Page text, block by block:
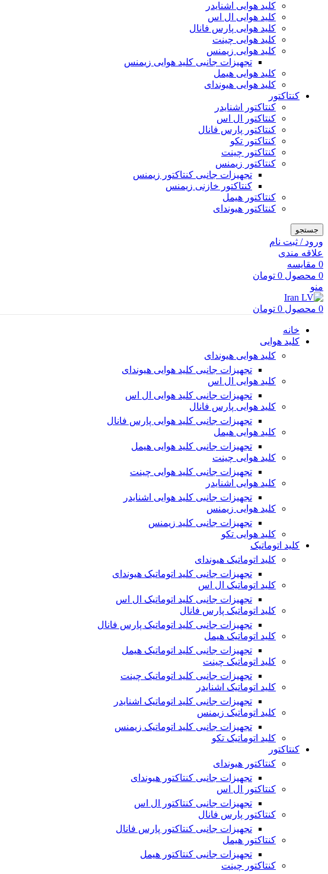
کلید هوایی اشنایدر
کلید هوایی ال اس
کلید هوایی پارس فانال
کلید هوایی چینت
کلید هوایی زیمنس
تجهیزات جانبی کلید هوایی زیمنس
کلید هوایی هیمل
کلید هوایی هیوندای
کنتاکتور
کنتاکتور اشنایدر
کنتاکتور ال اس
کنتاکتور پارس فانال
کنتاکتور تکو
کنتاکتور چینت
کنتاکتور زیمنس
تجهیزات جانبی کنتاکتور زیمنس
کنتاکتور خازنی زیمنس
کنتاکتور هیمل
کنتاکتور هیوندای
جستجو
ورود / ثبت نام
علاقه مندی
0 مقایسه
0 محصول 0 تومان
منو
0 محصول 0 تومان
خانه
کلید هوایی
کلید هوایی هیوندای
تجهیزات جانبی کلید هوایی هیوندای
کلید هوایی ال اس
تجهیزات جانبی کلید هوایی ال اس
کلید هوایی پارس فانال
تجهیزات جانبی کلید هوایی پارس فانال
کلید هوایی هیمل
تجهیزات جانبی کلید هوایی هیمل
کلید هوایی چینت
تجهیزات جانبی کلید هوایی چینت
کلید هوایی اشنایدر
تجهیزات جانبی کلید هوایی اشنایدر
کلید هوایی زیمنس
تجهیزات جانبی کلید زیمنس
کلید هوایی تکو
کلید اتوماتیک
کلید اتوماتیک هیوندای
تجهیزات جانبی کلید اتوماتیک هیوندای
کلید اتوماتیک ال اس
تجهیزات جانبی کلید اتوماتیک ال اس
کلید اتوماتیک پارس فانال
تجهیزات جانبی کلید اتوماتیک پارس فانال
کلید اتوماتیک هیمل
تجهیزات جانبی کلید اتوماتیک هیمل
کلید اتوماتیک چینت
تجهیزات جانبی کلید اتوماتیک چینت
کلید اتوماتیک اشنایدر
تجهیزات جانبی کلید اتوماتیک اشنایدر
کلید اتوماتیک زیمنس
تجهیزات جانبی کلید اتوماتیک زیمنس
کلید اتوماتیک تکو
کنتاکتور
کنتاکتور هیوندای
تجهیزات جانبی کنتاکتور هیوندای
کنتاکتور ال اس
تجهیزات جانبی کنتاکتور ال اس
کنتاکتور پارس فانال
تجهیزات جانبی کنتاکتور پارس فانال
کنتاکتور هیمل
تجهیزات جانبی کنتاکتور هیمل
کنتاکتور چینت